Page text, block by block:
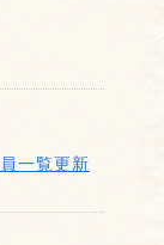
一覧更新